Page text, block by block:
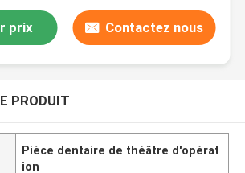
prix Contactez nous
PRODUIT
Pièce dentaire de théâtre d'opérat
ion